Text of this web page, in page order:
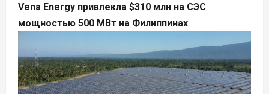
Vena Energy привлекла $310 млн на СЭС
мощностью 500 МВт на Филиппинах